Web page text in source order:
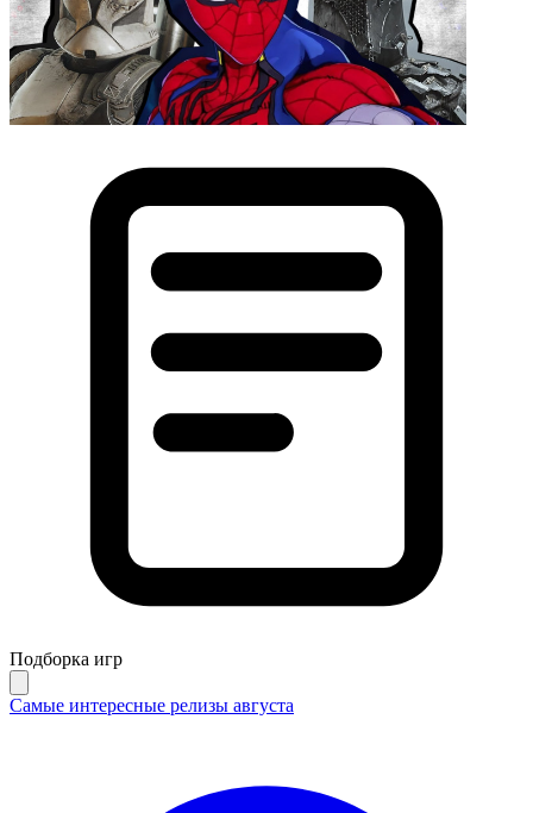
Подборка игр
Самые интересные релизы августа